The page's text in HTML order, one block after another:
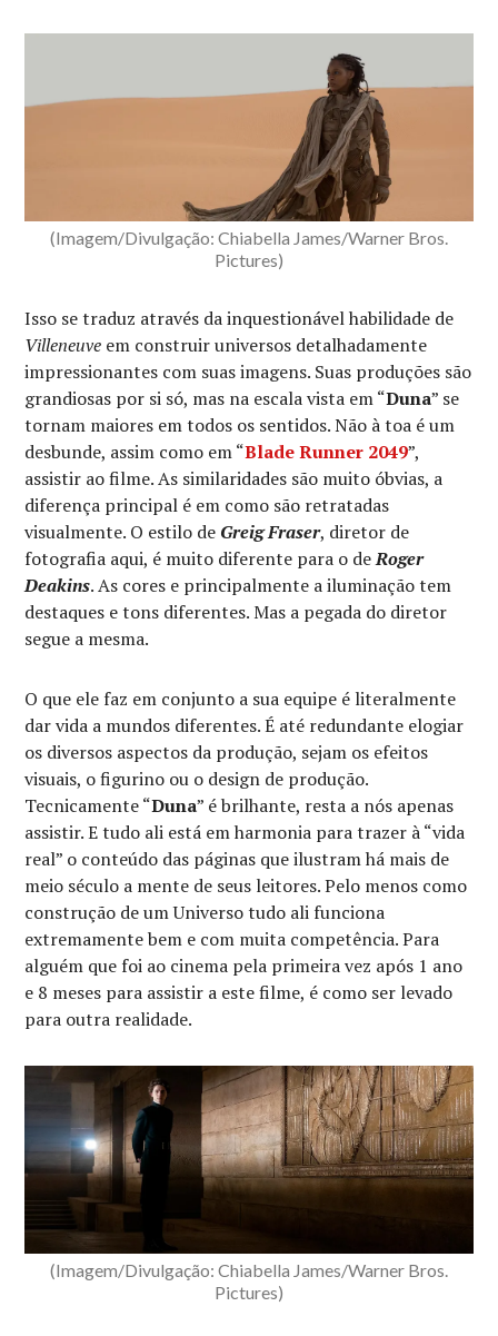
(Imagem/Divulgação: Chiabella James/Warner Bros.
Pictures)
Isso se traduz através da inquestionável habilidade de
Villeneuve em construir universos detalhadamente
impressionantes com suas imagens. Suas produções são
grandiosas por si só, mas na escala vista em “Duna” se
tornam maiores em todos os sentidos. Não à toa é um
desbunde, assim como em “Blade Runner 2049”,
assistir ao filme. As similaridades são muito óbvias, a
diferença principal é em como são retratadas
visualmente. O estilo de Greig Fraser, diretor de
fotografia aqui, é muito diferente para o deRoger
Deakins. As cores e principalmente a iluminação tem
destaques e tons diferentes. Mas a pegada do diretor
segue a mesma.
O que ele faz em conjunto a sua equipe é literalmente
dar vida a mundos diferentes. É até redundante elogiar
os diversos aspectos da produção, sejam os efeitos
visuais, o figurino ou o design de produção.
Tecnicamente “Duna” é brilhante, resta a nós apenas
assistir. E tudo ali está em harmonia para trazer à “vida
real” o conteúdo das páginas que ilustram há mais de
meio século a mente de seus leitores. Pelo menos como
construção de um Universo tudo ali funciona
extremamente bem e com muita competência. Para
alguém que foi ao cinema pela primeira vez após 1 ano
e 8 meses para assistir a este filme, é como ser levado
para outra realidade.
(Imagem/Divulgação: Chiabella James/Warner Bros.
Pictures)